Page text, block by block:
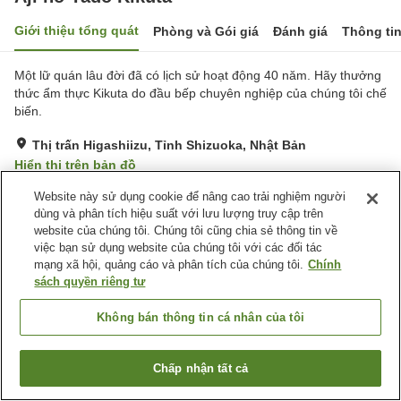
Giới thiệu tổng quát Phòng và Gói giá Đánh giá Thông
Một lữ quán lâu đời đã có lịch sử hoạt động 40 năm. Hãy thưởng
thức ẩm thực Kikuta do đầu bếp chuyên nghiệp của chúng tôi chế
biến.
Thị trấn Higashiizu, Tỉnh Shizuoka, Nhật Bản
Hiển thị trên bản đồ
Đánh giá:23lượt
Tiện nghi chỗ nghỉ
Bãi đỗ xe
Bar
Khu hút thuốc riêng
Trang chủ Nhật Bản Tỉnh Shizuoka
Thị trấn Higashiizu
Aji no Yado Kikuta
Tìm phòng trống
Website này sử dụng cookie để nâng cao trải nghiệm người
dùng và phân tích hiệu suất với lưu lượng truy cập trên
website của chúng tôi. Chúng tôi cũng chia sẻ thông tin về
việc bạn sử dụng website của chúng tôi với các đối tác
mạng xã hội, quảng cáo và phân tích của chúng tôi. Chính
sách quyền riêng tư
Không bán thông tin cá nhân của tôi
Chấp nhận tất cả